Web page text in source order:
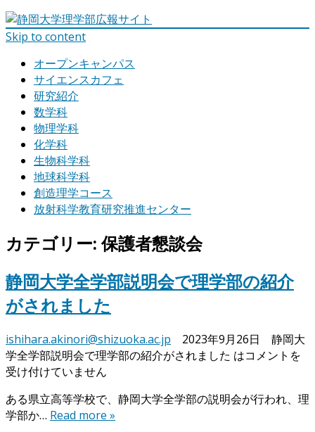
Skip to content
オープンキャンパス
サイエンスカフェ
研究紹介
数学科
物理学科
化学科
生物科学科
地球科学科
創造理学コース
放射科学教育研究推進センター
カテゴリー: 保護者懇談会
静岡大学全学部説明会で理学部の紹介
がされました
ishihara.akinori@shizuoka.ac.jp 2023年9月26日
静岡大
学全学部説明会で理学部の紹介がされました はコメントを
受け付けていません
ある県立高等学校で、静岡大学全学部の説明会が行われ、理
学部か… Read more »